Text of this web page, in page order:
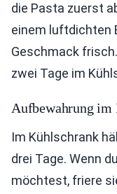
die Pasta zuerst
einem luftdichten
Geschmack
zwei Tage im
Aufbewahrung im
Im Kühlschrank
drei Tage. Wenn
möchtest, friere